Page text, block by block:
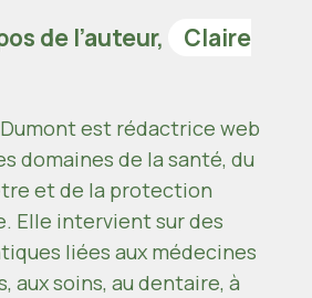
de l’auteur,
Claire
est rédactrice web
domaines de la santé, du
et de la protection
Elle intervient sur des
liées aux médecines
aux soins, au dentaire, à